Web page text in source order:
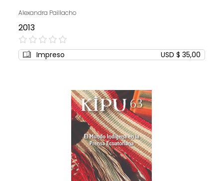
Alexandra Paillacho
2013
0%
Impreso USD $ 35,00